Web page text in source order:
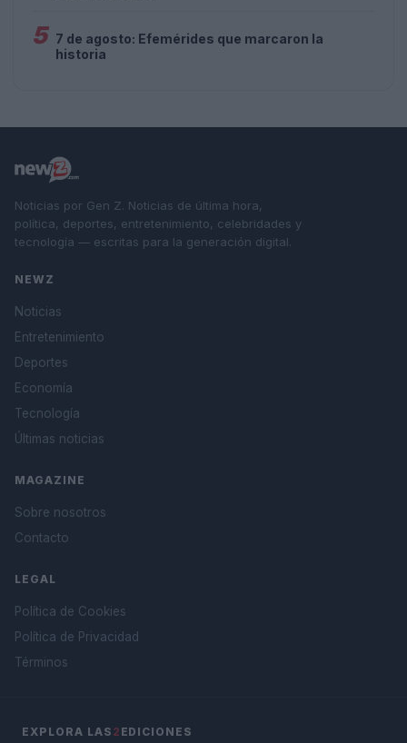
5 7 de agosto: Efemérides que marcaron la
historia
Noticias por Gen Z. Noticias de última hora,
política, deportes, entretenimiento, celebridades y
tecnología — escritas para la generación digital.
NEWZ
Noticias
Entretenimiento
Deportes
Economía
Tecnología
Últimas noticias
MAGAZINE
Sobre nosotros
Contacto
LEGAL
Política de Cookies
Política de Privacidad
Términos
EXPLORA LAS 2 EDICIONES